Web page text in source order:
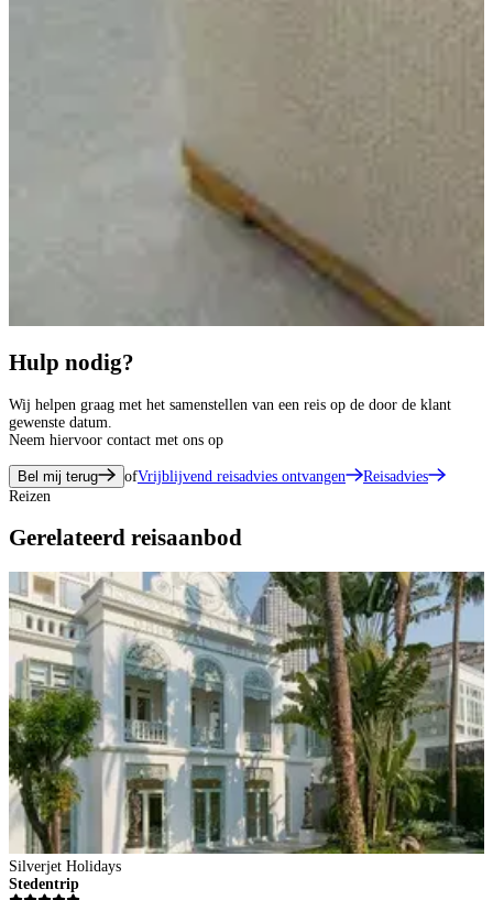
Hulp nodig?
Wij helpen graag met het samenstellen van een reis op de door de klant
gewenste datum.
Neem hiervoor contact met ons op
Bel mij terug ofVrijblijvend reisadvies ontvangen
Reisadvies
Reizen
Gerelateerd reisaanbod
Silverjet Holidays
Stedentrip